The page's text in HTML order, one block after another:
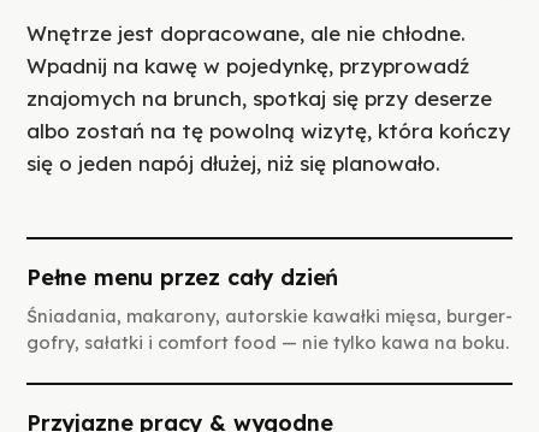
Wnętrze jest dopracowane, ale nie chłodne.
Wpadnij na kawę w pojedynkę, przyprowadź
znajomych na brunch, spotkaj się przy deserze
albo zostań na tę powolną wizytę, która kończy
się o jeden napój dłużej, niż się planowało.
Pełne menu przez cały dzień
Śniadania, makarony, autorskie kawałki mięsa, burger-
gofry, sałatki i comfort food — nie tylko kawa na boku.
Przyjazne pracy & wygodne